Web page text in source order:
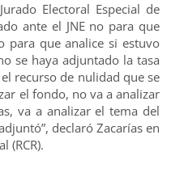
Electoral Especial de
ante el JNE no para que
para que analice si estuvo
se haya adjuntado la tasa
recurso de nulidad que se
el fondo, no va a analizar
va a analizar el tema del
declaró Zacarías en
(RCR).